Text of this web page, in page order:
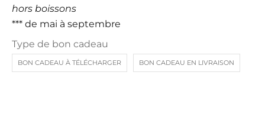
hors boissons
*** de mai à septembre
Type de bon cadeau
BON CADEAU À TÉLÉCHARGER BON CADEAU EN LIVRAISON